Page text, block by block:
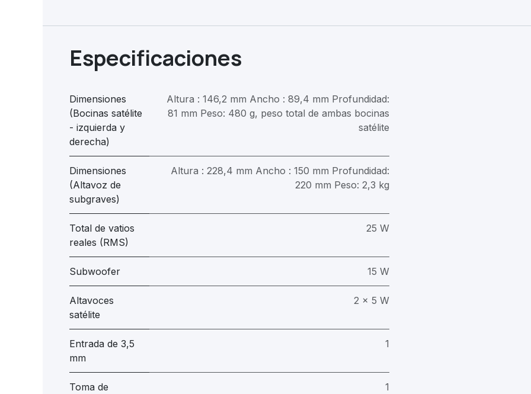
Especificaciones
Dimensiones
(Bocinas satélite
- izquierda y
derecha)
Altura : 146,2 mm Ancho : 89,4 mm Profundidad:
81 mm Peso: 480 g, peso total de ambas bocinas
satélite
Dimensiones
(Altavoz de
subgraves)
Altura : 228,4 mm Ancho : 150 mm Profundidad:
220 mm Peso: 2,3 kg
Total de vatios
reales (RMS)
25 W
Subwoofer 15 W
Altavoces
satélite
2 x 5 W
Entrada de 3,5
mm
1
Toma de
1